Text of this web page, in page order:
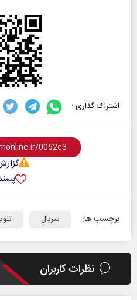
اشتراک گذاری :
برچسب ها: سریال
نظرات کاربران